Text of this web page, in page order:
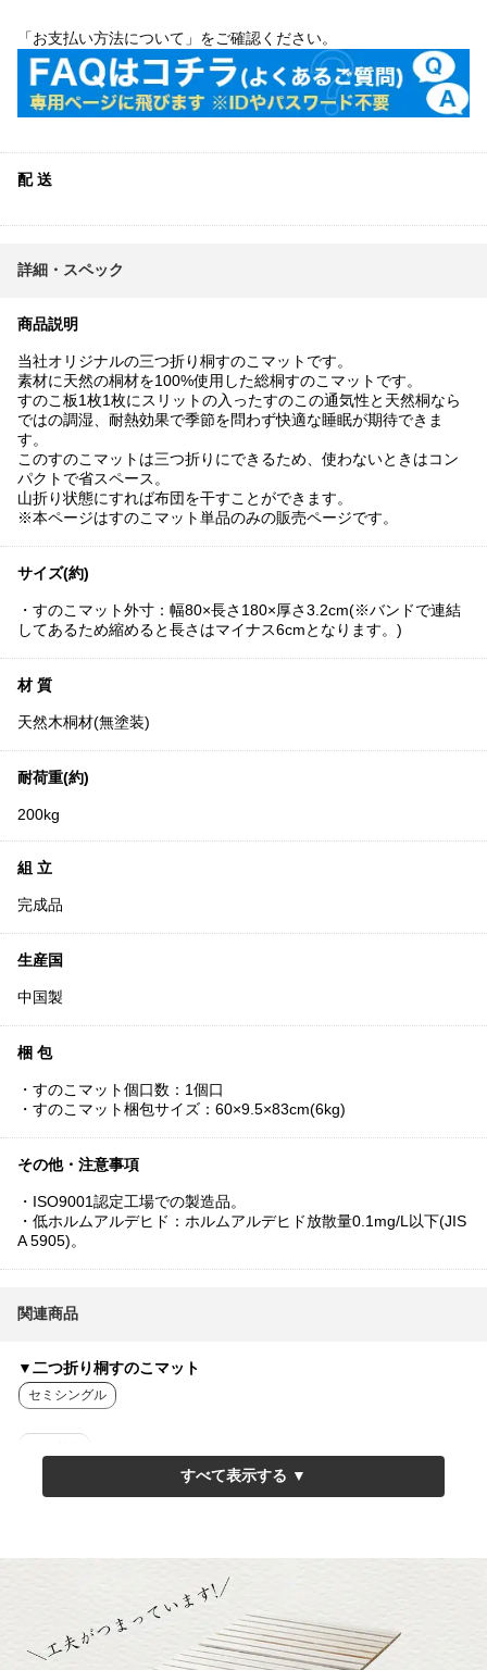
「お支払い方法について」をご確認ください。
配 送
詳細・スペック
商品説明
当社オリジナルの三つ折り桐すのこマットです。
素材に天然の桐材を100%使用した総桐すのこマットです。
すのこ板1枚1枚にスリットの入ったすのこの通気性と天然桐なら
ではの調湿、耐熱効果で季節を問わず快適な睡眠が期待できま
す。
このすのこマットは三つ折りにできるため、使わないときはコン
パクトで省スペース。
山折り状態にすれば布団を干すことができます。
※本ページはすのこマット単品のみの販売ページです。
サイズ(約)
・すのこマット外寸：幅80×長さ180×厚さ3.2cm(※バンドで連結
してあるため縮めると長さはマイナス6cmとなります。)
材 質
天然木桐材(無塗装)
耐荷重(約)
200kg
組 立
完成品
生産国
中国製
梱 包
・すのこマット個口数：1個口
・すのこマット梱包サイズ：60×9.5×83cm(6kg)
その他・注意事項
・ISO9001認定工場での製造品。
・低ホルムアルデヒド：ホルムアルデヒド放散量0.1mg/L以下(JIS
A 5905)。
関連商品
▼二つ折り桐すのこマット
セミシングル
セミダブル
▼三つ折り桐すのこマット単品のみ